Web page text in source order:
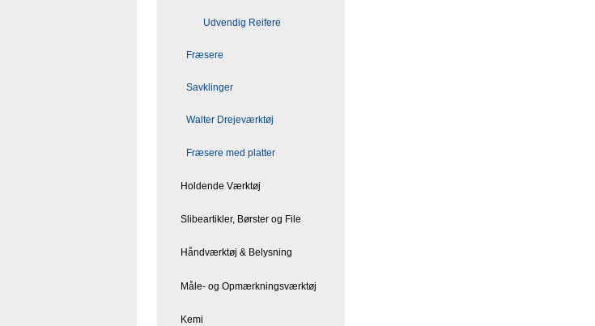
Udvendig Reifere
Fræsere
Savklinger
Walter Drejeværktøj
Fræsere med platter
Holdende Værktøj
Slibeartikler, Børster og File
Håndværktøj & Belysning
Måle- og Opmærkningsværktøj
Kemi